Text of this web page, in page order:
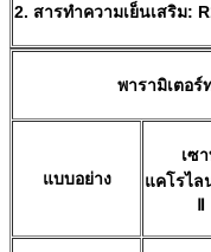
2. สารทำความเย็นเสริม:
พารามิเตอ
แบบอย่าง
เซ
แคโรไล
Ⅱ